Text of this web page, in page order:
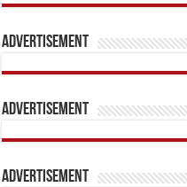
Advertisement
Advertisement
Advertisement